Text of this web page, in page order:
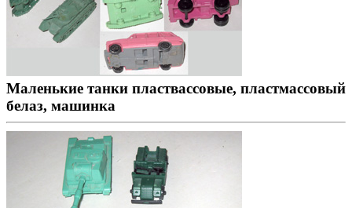
Маленькие танки пластвассовые, пластмассовый
белаз, машинка